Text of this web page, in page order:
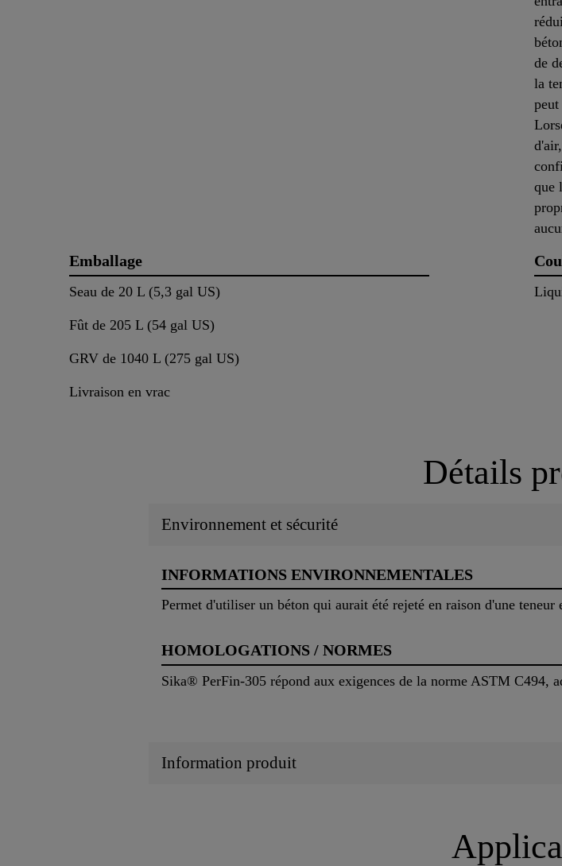
de
la
que
Emballage
Seau de 20 L (5,3 gal US)
Fût de 205 L (54 gal US)
GRV de 1040 L (275 gal US)
Livraison en vrac
Détails
Environnement et sécurité
INFORMATIONS ENVIRONNEMENTALES
Permet d'utiliser un béton qui aurait été rejeté en raison d'une
HOMOLOGATIONS / NORMES
Sika® PerFin-305 répond aux exigences de la norme ASTM C494,
Information produit